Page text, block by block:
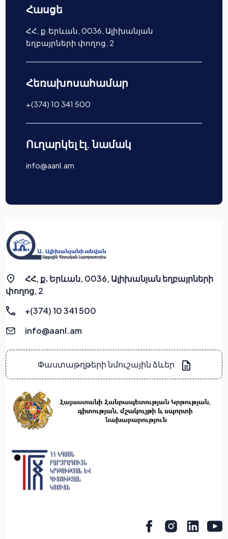
Հասցե
ՀՀ, ք.Երևան, 0036, Ալիխանյան
եղբայրների փողոց, 2
Հեռախոսահամար
+(374) 10 341 500
Ուղարկել էլ. նամակ
info@aanl.am
ՀՀ, ք․ Երևան, 0036, Ալիխանյան եղբայրների
փողոց, 2
+(374) 10 341 500
info@aanl.am
Փաստաթղթերի նմուշային ձևեր